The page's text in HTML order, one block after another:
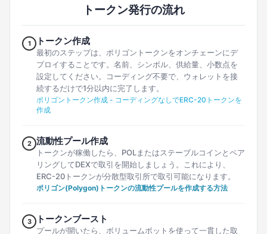
トークン発行の流れ
1 トークン作成
最初のステップは、ポリゴントークンをオンチェーンにデ
プロイすることです。名前、シンボル、供給量、小数点を
設定してください。コーディング不要で、ウォレットを接
続するだけで1分以内に完了します。
ポリゴントークン作成 - コーディングなしでERC-20トークンを
作成
2 流動性プール作成
トークンが稼働したら、POLまたはステーブルコインとペア
リングしてDEXで取引を開始しましょう。これにより、
ERC-20トークンが分散型取引所で取引可能になります。
ポリゴン(Polygon)トークンの流動性プールを作成する方法
3 トークンブースト
プールが開いたら、ボリュームボットを使って一貫した取